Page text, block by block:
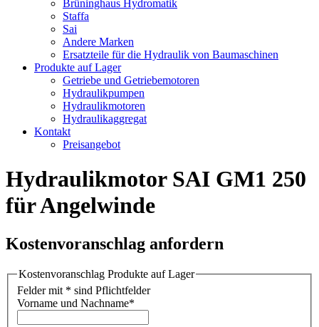
Brüninghaus Hydromatik
Staffa
Sai
Andere Marken
Ersatzteile für die Hydraulik von Baumaschinen
Produkte auf Lager
Getriebe und Getriebemotoren
Hydraulikpumpen
Hydraulikmotoren
Hydraulikaggregat
Kontakt
Preisangebot
Hydraulikmotor SAI GM1 250
für Angelwinde
Kostenvoranschlag anfordern
Kostenvoranschlag Produkte auf Lager
Felder mit * sind Pflichtfelder
Vorname und Nachname*